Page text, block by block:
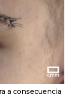
a consecuencia